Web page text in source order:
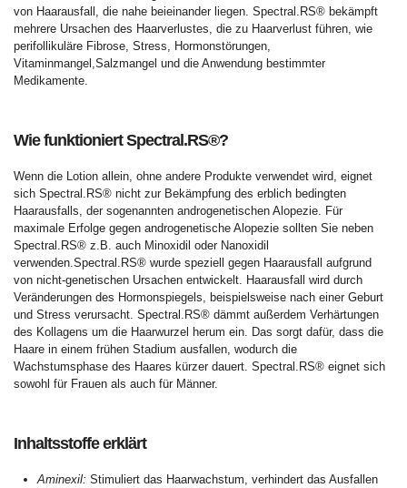
von Haarausfall, die nahe beieinander liegen. Spectral.RS® bekämpft
mehrere Ursachen des Haarverlustes, die zu Haarverlust führen, wie
perifollikuläre Fibrose, Stress, Hormonstörungen,
Vitaminmangel,Salzmangel und die Anwendung bestimmter
Medikamente.
Wie funktioniert Spectral.RS®?
Wenn die Lotion allein, ohne andere Produkte verwendet wird, eignet
sich Spectral.RS® nicht zur Bekämpfung des erblich bedingten
Haarausfalls, der sogenannten androgenetischen Alopezie. Für
maximale Erfolge gegen androgenetische Alopezie sollten Sie neben
Spectral.RS® z.B. auch Minoxidil oder Nanoxidil
verwenden.Spectral.RS® wurde speziell gegen Haarausfall aufgrund
von nicht-genetischen Ursachen entwickelt. Haarausfall wird durch
Veränderungen des Hormonspiegels, beispielsweise nach einer Geburt
und Stress verursacht. Spectral.RS® dämmt außerdem Verhärtungen
des Kollagens um die Haarwurzel herum ein. Das sorgt dafür, dass die
Haare in einem frühen Stadium ausfallen, wodurch die
Wachstumsphase des Haares kürzer dauert. Spectral.RS® eignet sich
sowohl für Frauen als auch für Männer.
Inhaltsstoffe erklärt
Aminexil: Stimuliert das Haarwachstum, verhindert das Ausfallen